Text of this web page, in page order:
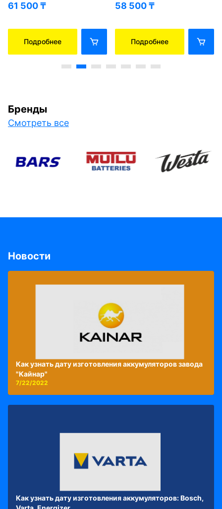
61 500₸
Подробнее
58 500₸
Подробнее
Бренды
Смотреть все
Новости
Как узнать дату изготовления аккумуляторов завода
"Кайнар"
7/22/2022
Как узнать дату изготовления аккумуляторов: Bosch,